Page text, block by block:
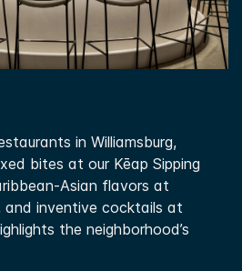
in Williamsburg,
bites at our Kēap Sipping
Asian flavors at
and inventive cocktails at
the neighborhood’s